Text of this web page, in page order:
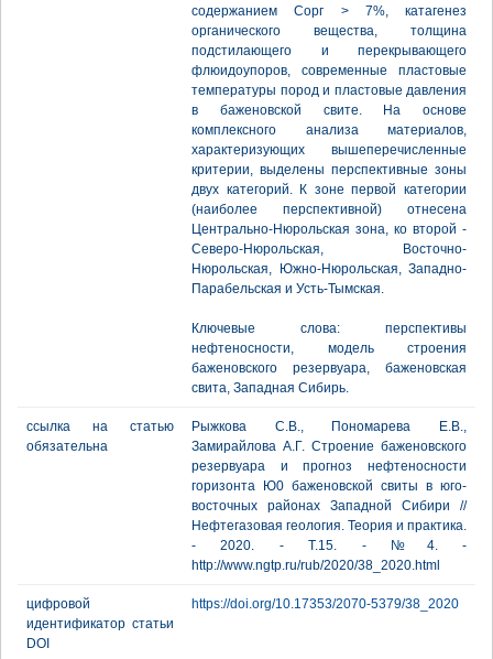
содержанием Сорг > 7%, катагенез
органического вещества, толщина
подстилающего и перекрывающего
флюидоупоров, современные пластовые
температуры пород и пластовые давления
в баженовской свите. На основе
комплексного анализа материалов,
характеризующих вышеперечисленные
критерии, выделены перспективные зоны
двух категорий. К зоне первой категории
(наиболее перспективной) отнесена
Центрально-Нюрольская зона, ко второй -
Северо-Нюрольская, Восточно-
Нюрольская, Южно-Нюрольская, Западно-
Парабельская и Усть-Тымская.
Ключевые слова: перспективы
нефтеносности, модель строения
баженовского резервуара, баженовская
свита, Западная Сибирь.
ссылка на статью
обязательна
Рыжкова С.В., Пономарева Е.В.,
Замирайлова А.Г. Строение баженовского
резервуара и прогноз нефтеносности
горизонта Ю0 баженовской свиты в юго-
восточных районах Западной Сибири //
Нефтегазовая геология. Теория и практика.
- 2020. - Т.15. - №4. -
http://www.ngtp.ru/rub/2020/38_2020.html
цифровой
идентификатор статьи
DOI
https://doi.org/10.17353/2070-5379/38_2020